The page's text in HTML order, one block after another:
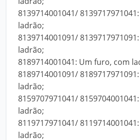
8139714001041/
ladrão;
8139714001091/
ladrão;
8189714001041: Um furo, com
8189714001091/
ladrão;
8159707971041/
ladrão;
8119717971041/
ladrão;